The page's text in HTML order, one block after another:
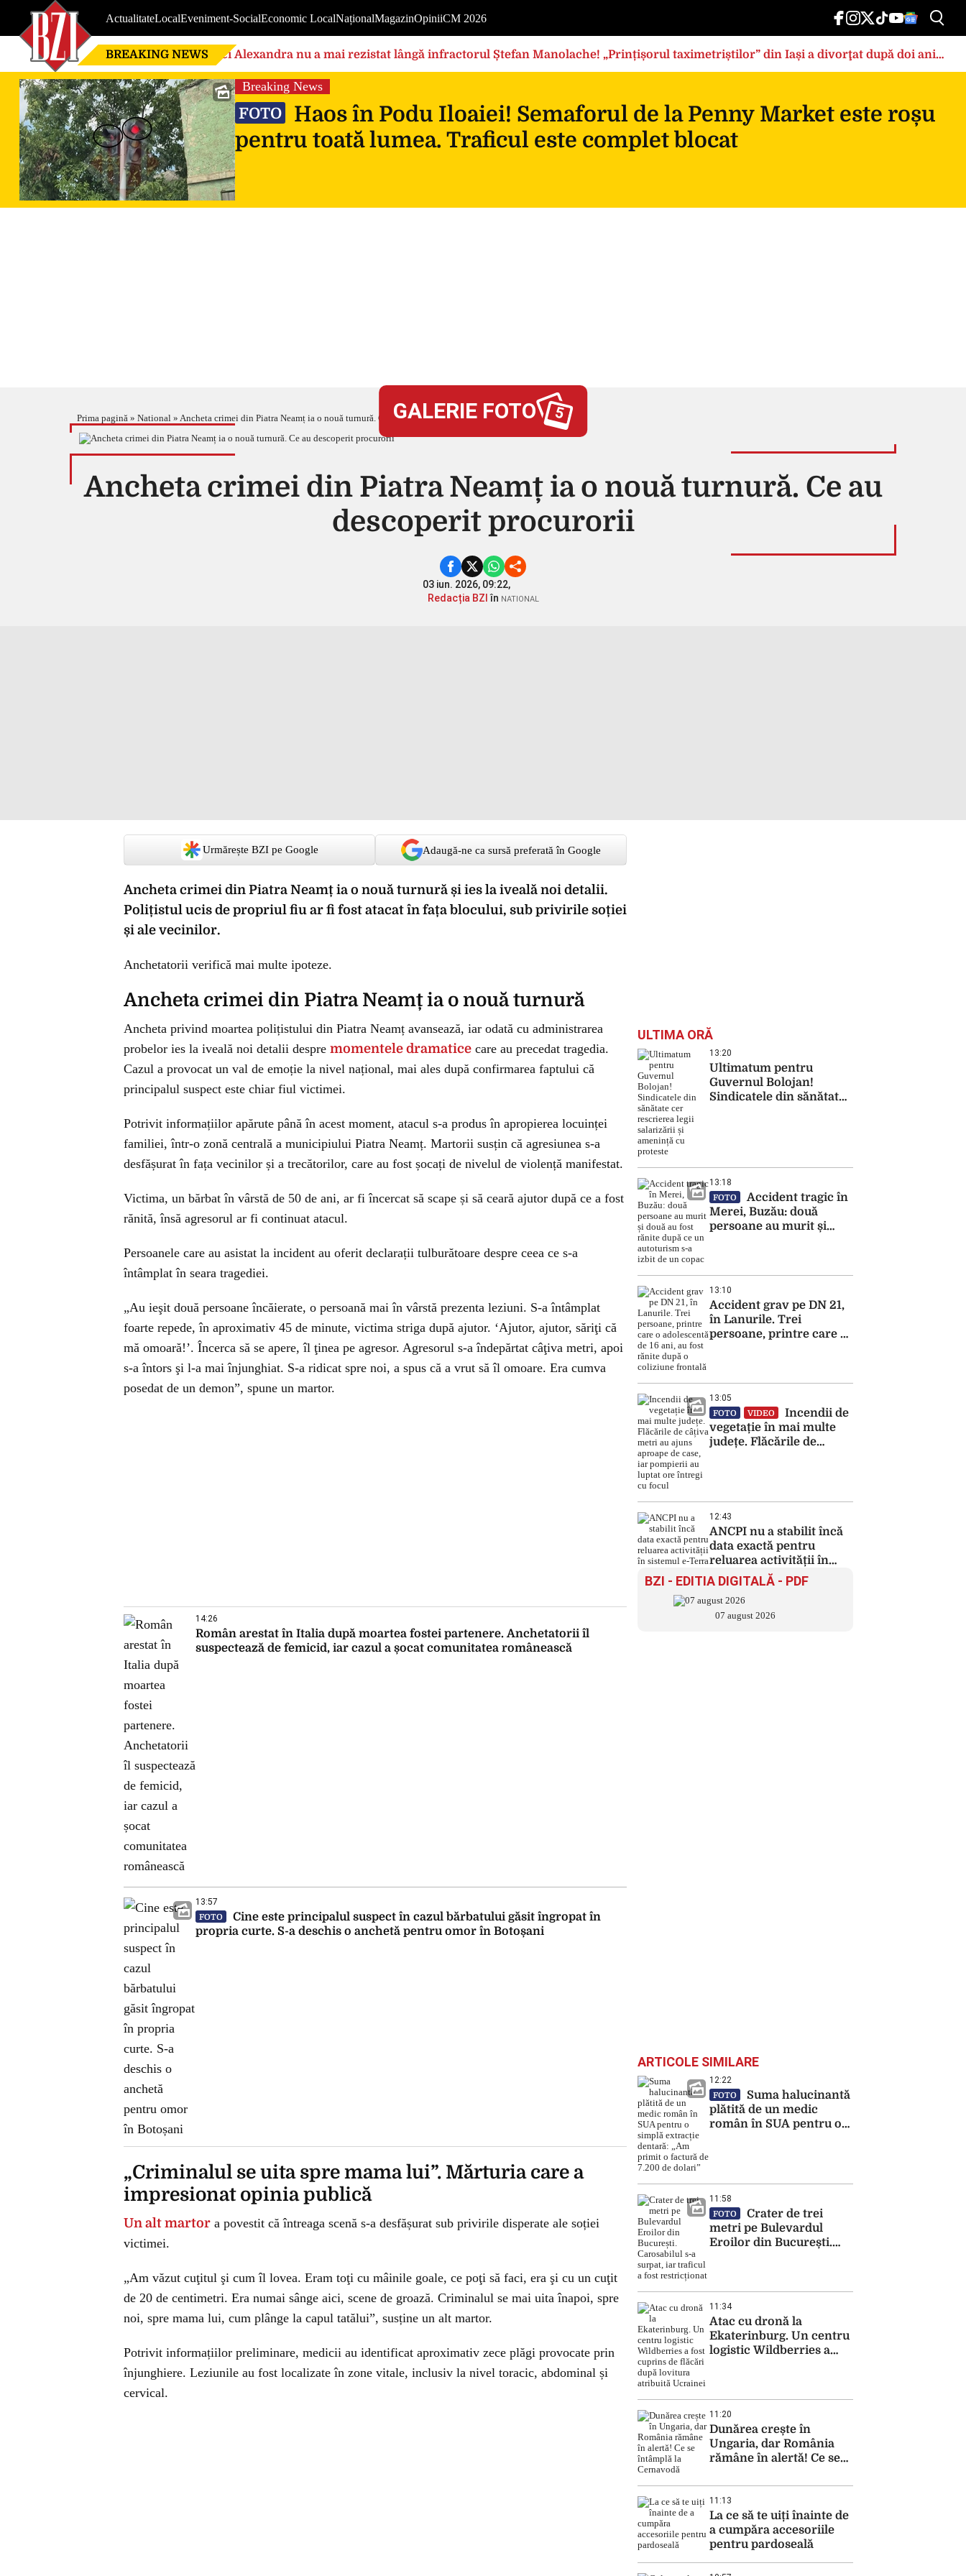
ActualitateLocalEveniment-SocialEconomic LocalNaționalMagazinOpiniiCM 2026
BREAKING NEWS Nici Alexandra nu a mai rezistat lângă infractorul Ștefan Manolache! „Prințișorul taximetriștilor” din Iași a divorţat după doi ani
de căsnicie
Breaking News
FOTO
Haos în Podu Iloaiei! Semaforul de la Penny Market este roșu
pentru toată lumea. Traficul este complet blocat
Prima pagină » National » Ancheta crimei din Piatra Neamț ia o nouă turnură. Ce au descoperit procurorii
GALERIE FOTO 5
Ancheta crimei din Piatra Neamț ia o nouă turnură. Ce au
descoperit procurorii
03 iun. 2026, 09:22,
Redacția BZI în NATIONAL
Urmărește BZI pe Google Adaugă-ne ca sursă preferată în Google
Ancheta crimei din Piatra Neamț ia o nouă turnură și ies la iveală noi detalii.
Polițistul ucis de propriul fiu ar fi fost atacat în fața blocului, sub privirile soției
și ale vecinilor.
Anchetatorii verifică mai multe ipoteze.
Ancheta crimei din Piatra Neamț ia o nouă turnură
Ancheta privind moartea polițistului din Piatra Neamț avansează, iar odată cu administrarea
probelor ies la iveală noi detalii despre momentele dramatice care au precedat tragedia.
Cazul a provocat un val de emoție la nivel național, mai ales după confirmarea faptului că
principalul suspect este chiar fiul victimei.
Potrivit informațiilor apărute până în acest moment, atacul s-a produs în apropierea locuinței
familiei, într-o zonă centrală a municipiului Piatra Neamț. Martorii susțin că agresiunea s-a
desfășurat în fața vecinilor și a trecătorilor, care au fost șocați de nivelul de violență manifestat.
Victima, un bărbat în vârstă de 50 de ani, ar fi încercat să scape și să ceară ajutor după ce a fost
rănită, însă agresorul ar fi continuat atacul.
Persoanele care au asistat la incident au oferit declarații tulburătoare despre ceea ce s-a
întâmplat în seara tragediei.
„Au ieşit două persoane încăierate, o persoană mai în vârstă prezenta leziuni. S-a întâmplat
foarte repede, în aproximativ 45 de minute, victima striga după ajutor. ‘Ajutor, ajutor, săriţi că
mă omoară!’. Încerca să se apere, îl ţinea pe agresor. Agresorul s-a îndepărtat câţiva metri, apoi
s-a întors şi l-a mai înjunghiat. S-a ridicat spre noi, a spus că a vrut să îl omoare. Era cumva
posedat de un demon”, spune un martor.
14:26
Român arestat în Italia după moartea fostei partenere. Anchetatorii îl
suspectează de femicid, iar cazul a șocat comunitatea românească
13:57
FOTO
Cine este principalul suspect în cazul bărbatului găsit îngropat în
propria curte. S-a deschis o anchetă pentru omor în Botoșani
„Criminalul se uita spre mama lui”. Mărturia care a
impresionat opinia publică
Un alt martor a povestit că întreaga scenă s-a desfășurat sub privirile disperate ale soției
victimei.
„Am văzut cuţitul şi cum îl lovea. Eram toţi cu mâinile goale, ce poţi să faci, era şi cu un cuţit
de 20 de centimetri. Era numai sânge aici, scene de groază. Criminalul se mai uita înapoi, spre
noi, spre mama lui, cum plânge la capul tatălui”, susține un alt martor.
Potrivit informațiilor preliminare, medicii au identificat aproximativ zece plăgi provocate prin
înjunghiere. Leziunile au fost localizate în zone vitale, inclusiv la nivel toracic, abdominal și
cervical.
ULTIMA ORĂ
13:20
Ultimatum pentru
Guvernul Bolojan!
Sindicatele din sănătate
13:18
FOTO
Accident tragic în
Merei, Buzău: două
persoane au murit și
13:10
Accident grav pe DN 21,
în Lanurile. Trei
persoane, printre care o
13:05
FOTO VIDEO
Incendii de
vegetație în mai multe
județe. Flăcările de
întregi cu focul
12:43
ANCPI nu a stabilit încă
data exactă pentru
reluarea activității în
sistemul e-Terra
BZI - EDITIA DIGITALĂ - PDF
07 august 2026
ARTICOLE SIMILARE
12:22
FOTO
Suma halucinantă
plătită de un medic
român în SUA pentru o
11:58
FOTO
Crater de trei
metri pe Bulevardul
Eroilor din București.
11:34
Atac cu dronă la
Ekaterinburg. Un centru
logistic Wildberries a
11:20
Dunărea crește în
Ungaria, dar România
rămâne în alertă! Ce se
11:13
La ce să te uiți înainte de
a cumpăra accesoriile
pentru pardoseală